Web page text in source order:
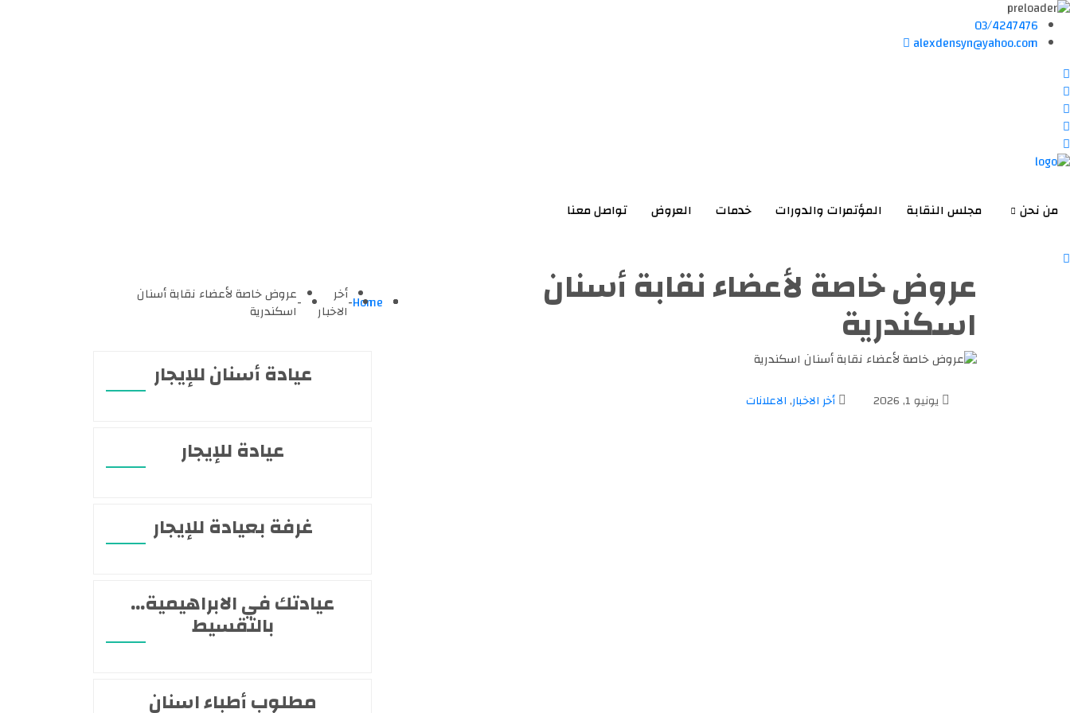
03/4247476
alexdensyn@yahoo.com
من نحن مجلس النقابة المؤتمرات والدورات خدمات العروض تواصل معنا
عروض خاصة لأعضاء نقابة أسنان
اسكندرية Home
-أخر
الاخبار
-عروض خاصة لأعضاء نقابة أسنان
اسكندرية
يونيو 1, 2026 أخر الاخبار,الاعلانات
عيادة أسنان للإيجار
عيادة للإيجار
غرفة بعيادة للإيجار
عيادتك في الابراهيمية…
بالتقسيط
مطلوب أطباء اسنان